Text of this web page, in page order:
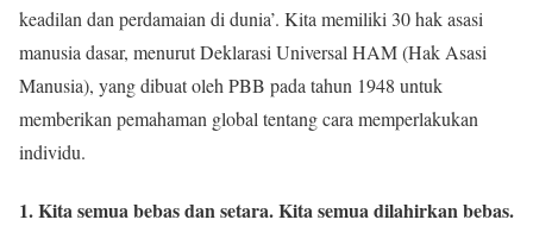
keadilan dan perdamaian di dunia’. Kita memiliki 30 hak asasi
manusia dasar, menurut Deklarasi Universal HAM (Hak Asasi
Manusia), yang dibuat oleh PBB pada tahun 1948 untuk
memberikan pemahaman global tentang cara memperlakukan
individu.
1. Kita semua bebas dan setara. Kita semua dilahirkan bebas.